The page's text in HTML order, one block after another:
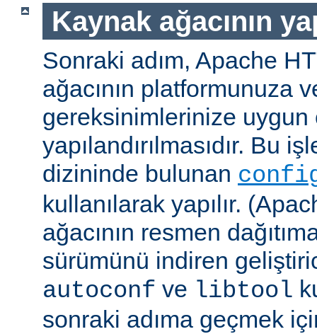
Kaynak ağacının
Sonraki adım, Apache
ağacının platformunuza
gereksinimlerinize uygun
yapılandırılmasıdır. Bu
dizininde bulunan
kullanılarak yapılır.
ağacının resmen
sürümünü indiren
autoconf ve libtool
sonraki adıma geçmek